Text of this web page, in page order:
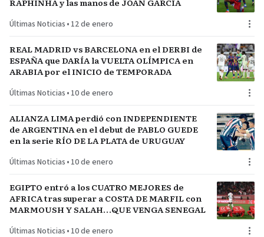
Últimas Noticias • 12 de enero
REAL MADRID vs BARCELONA en el DERBI de
ESPAÑA que DARÍA la VUELTA OLÍMPICA en
ARABIA por el INICIO de TEMPORADA
Últimas Noticias • 10 de enero
ALIANZA LIMA perdió con INDEPENDIENTE
de ARGENTINA en el debut de PABLO GUEDE
en la serie RÍO DE LA PLATA de URUGUAY
Últimas Noticias • 10 de enero
EGIPTO entró a los CUATRO MEJORES de
AFRICA tras superar a COSTA DE MARFIL con
MARMOUSH Y SALAH…QUE VENGA SENEGAL
Últimas Noticias • 10 de enero